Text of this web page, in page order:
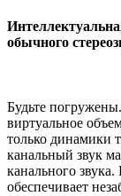
обычного
Будьте
виртуальное
только динамики
канальный звук
канального
обеспечивает